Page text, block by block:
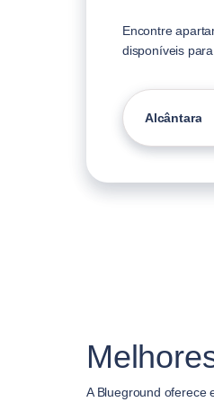
Encontre
disponíveis
Alcântara
A Blueground oferece